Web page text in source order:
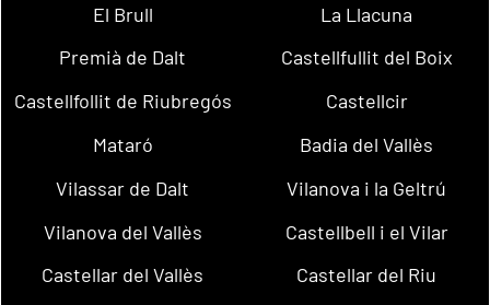
El Brull
La Llacuna
Premià de Dalt
Castellfullit del Boix
Castellfollit de Riubregós
Castellcir
Mataró
Badia del Vallès
Vilassar de Dalt
Vilanova i la Geltrú
Vilanova del Vallès
Castellbell i el Vilar
Castellar del Vallès
Castellar del Riu